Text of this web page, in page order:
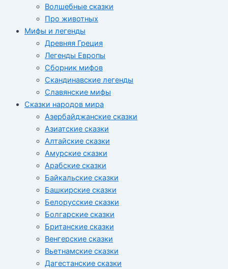
Волшебные сказки
Про животных
Мифы и легенды
Древняя Греция
Легенды Европы
Сборник мифов
Скандинавские легенды
Славянские мифы
Сказки народов мира
Азербайджанские сказки
Азиатские сказки
Алтайские сказки
Амурские сказки
Арабские сказки
Байкальские сказки
Башкирские сказки
Белорусские сказки
Болгарские сказки
Британские сказки
Венгерские сказки
Вьетнамские сказки
Дагестанские сказки